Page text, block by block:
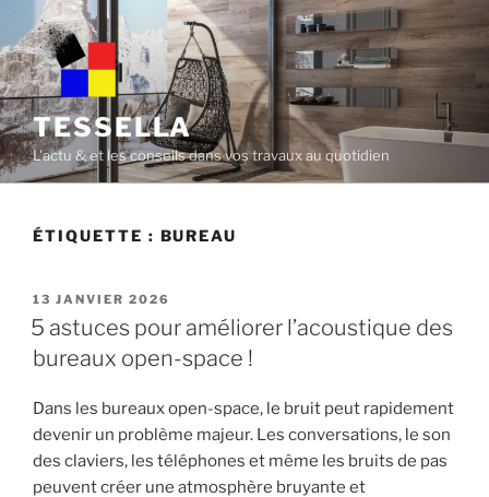
content
TESSELLA
L'actu & et les conseils dans vos travaux au quotidien
ÉTIQUETTE : BUREAU
POSTED
ON
13 JANVIER 2026
5 astuces pour améliorer l’acoustique des
bureaux open-space !
Dans les bureaux open-space, le bruit peut rapidement
devenir un problème majeur. Les conversations, le son
des claviers, les téléphones et même les bruits de pas
peuvent créer une atmosphère bruyante et